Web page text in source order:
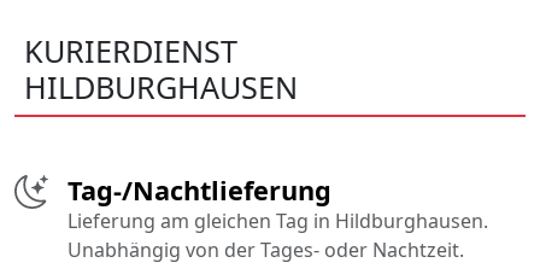
KURIERDIENST
HILDBURGHAUSEN
Tag-/Nachtlieferung
Lieferung am gleichen Tag in Hildburghausen.
Unabhängig von der Tages- oder Nachtzeit.